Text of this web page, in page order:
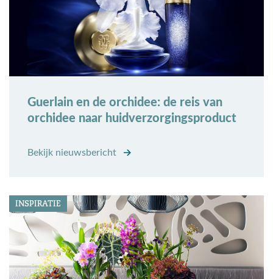
Guerlain en de orchidee: de reis van
orchidee naar huidverzorgingsproduct
Bekijk nieuwsbericht
INSPIRATIE